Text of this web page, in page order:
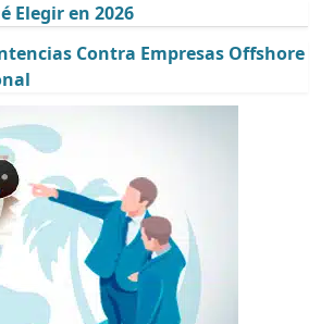
Elegir en 2026
Contra Empresas Offshore